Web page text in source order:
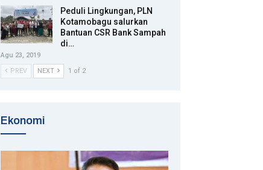
Peduli Lingkungan, PLN
Kotamobagu salurkan
Bantuan CSR Bank Sampah
di…
Agu 23, 2019
PREV
NEXT 1 of 2
Ekonomi